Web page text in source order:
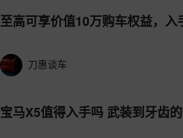
至高可享价值10万购车权益，
刀惠谈车
宝马X5值得入手吗 武装到牙齿